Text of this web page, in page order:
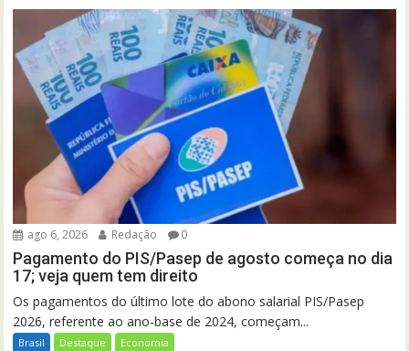
ago 6, 2026 Redação 0
Pagamento do PIS/Pasep de agosto começa no dia
17; veja quem tem direito
Os pagamentos do último lote do abono salarial PIS/Pasep
2026, referente ao ano-base de 2024, começam...
Brasil Destaque Economia